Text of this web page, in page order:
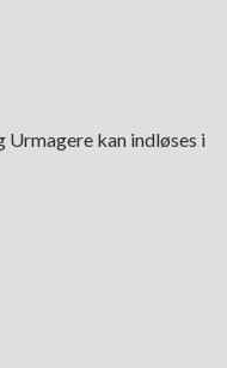
Urmagere kan indløses i